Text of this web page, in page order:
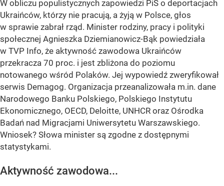
W obliczu populistycznych zapowiedzi PiS o deportacjach
Ukraińców, którzy nie pracują, a żyją w Polsce, głos
w sprawie zabrał rząd. Minister rodziny, pracy i polityki
społecznej Agnieszka Dziemianowicz-Bąk powiedziała
w TVP Info, że aktywność zawodowa Ukraińców
przekracza 70 proc. i jest zbliżona do poziomu
notowanego wśród Polaków. Jej wypowiedź zweryfikował
serwis Demagog. Organizacja przeanalizowała m.in. dane
Narodowego Banku Polskiego, Polskiego Instytutu
Ekonomicznego, OECD, Deloitte, UNHCR oraz Ośrodka
Badań nad Migracjami Uniwersytetu Warszawskiego.
Wniosek? Słowa minister są zgodne z dostępnymi
statystykami.
Aktywność zawodowa...